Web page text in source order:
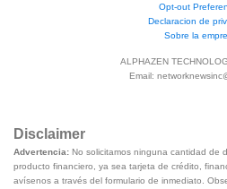
Opt-out
Declaracion de
Sobre la
ALPHAZEN
Email:
Disclaimer
Advertencia: No solicitamos ninguna cantidad de
producto financiero, ya sea tarjeta de crédito,
avísenos a través del formulario de inmediato.